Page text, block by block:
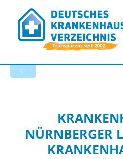
NÜRNBERGER